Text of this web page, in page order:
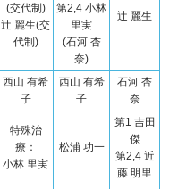
(交代制)
辻 麗生(交
代制)
第2,4 小林
里実
(石河 杏
奈)
辻 麗生
西山 有希
子
西山 有希
子
石河 杏
奈
特殊治
療：
小林 里実
松浦 功一
第1 吉田
傑
第2,4 近
藤 明里